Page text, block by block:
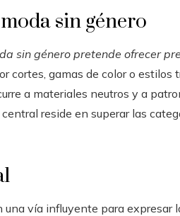
sin género
sin género pretende ofrecer
cortes, gamas de color o
a materiales neutros y a
reside en superar las
vía influyente para expresar